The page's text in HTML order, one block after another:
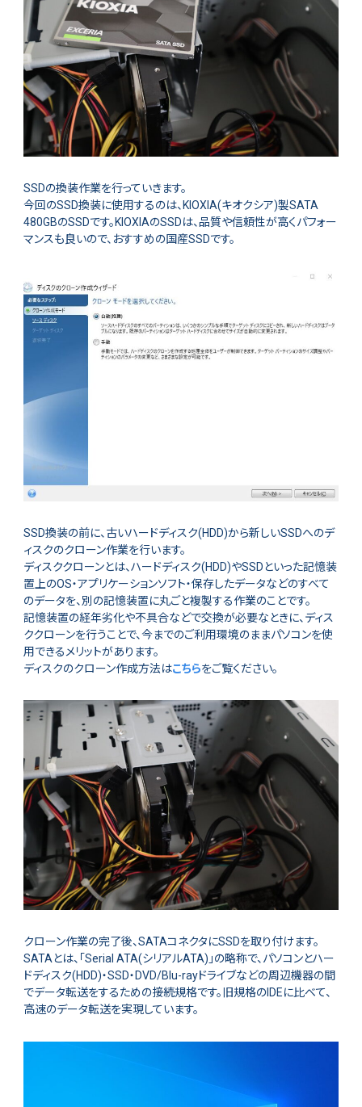
SSDの換装作業を行っていきます。
今回のSSD換装に使用するのは、KIOXIA(キオクシア)製SATA
480GBのSSDです。KIOXIAのSSDは、品質や信頼性が高くパフォー
マンスも良いので、おすすめの国産SSDです。
SSD換装の前に、古いハードディスク(HDD)から新しいSSDへのデ
ィスクのクローン作業を行います。
ディスククローンとは、ハードディスク(HDD)やSSDといった記憶装
置上のOS・アプリケーションソフト・保存したデータなどのすべて
のデータを、別の記憶装置に丸ごと複製する作業のことです。
記憶装置の経年劣化や不具合などで交換が必要なときに、ディス
ククローンを行うことで、今までのご利用環境のままパソコンを使
用できるメリットがあります。
ディスクのクローン作成方法はこちらをご覧ください。
クローン作業の完了後、SATAコネクタにSSDを取り付けます。
SATAとは、「Serial ATA(シリアルATA)」の略称で、パソコンとハー
ドディスク(HDD)・SSD・DVD/Blu-rayドライブなどの周辺機器の間
でデータ転送をするための接続規格です。旧規格のIDEに比べて、
高速のデータ転送を実現しています。